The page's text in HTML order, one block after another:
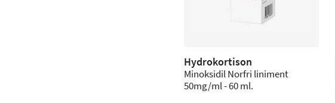
Hydrokortison
Minoksidil Norfri liniment
50mg/ml - 60 ml.